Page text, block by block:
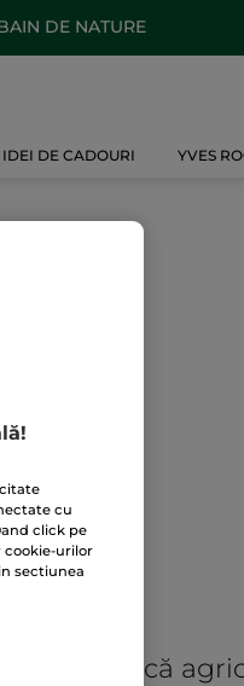
DE NATURE
IDEI DE CADOURI YVES
se practică
cu
click pe
cookie-urilor
sectiunea